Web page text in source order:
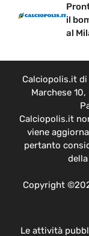
il
al
Calciopolis.it di
Marchese
Calciopolis.it
viene
pertanto
Copyright
Le attività